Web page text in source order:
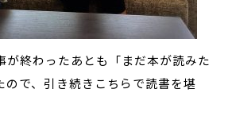
が終わったあとも「まだ本が読みた
ので、引き続きこちらで読書を堪